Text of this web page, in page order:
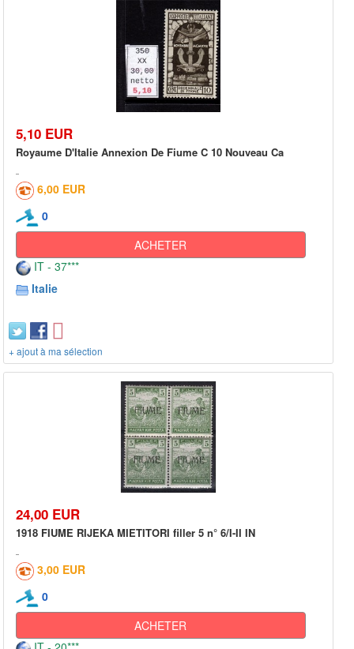
5,10 EUR
Royaume D'Italie Annexion De Fiume C 10 Nouveau Ca
6,00 EUR
0
ACHETER
IT - 37***
Italie
+ ajout à ma sélection
24,00 EUR
1918 FIUME RIJEKA MIETITORI filler 5 n° 6/I-II IN
3,00 EUR
0
ACHETER